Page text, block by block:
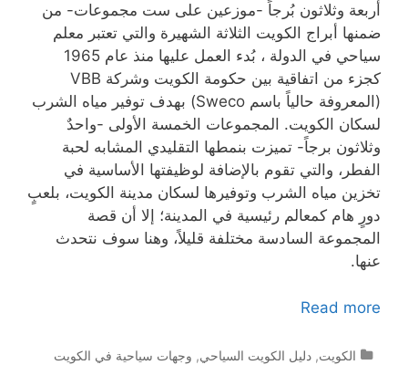
أربعة وثلاثون بُرجاً -موزعين على ست مجموعات- من
ضمنها أبراج الكويت الثلاثة الشهيرة والتي تعتبر معلم
سياحي في الدولة ، بُدء العمل عليها منذ عام 1965
كجزء من اتفاقية بين حكومة الكويت وشركة VBB
(المعروفة حالياً باسم Sweco) بهدف توفير مياه الشرب
لسكان الكويت. المجموعات الخمسة الأولى -واحدٌ
وثلاثون برجاً- تميزت بنمطها التقليدي المشابه لحبة
الفطر، والتي تقوم بالإضافة لوظيفتها الأساسية في
تخزين مياه الشرب وتوفيرها لسكان مدينة الكويت، بلعبٍ
دورٍ هام كمعالم رئيسية في المدينة؛ إلا أن قصة
المجموعة السادسة مختلفة قليلاً، وهنا سوف نتحدث
عنها.
Read more
التصنيفات
الكويت, دليل الكويت السياحي, وجهات سياحية في الكويت